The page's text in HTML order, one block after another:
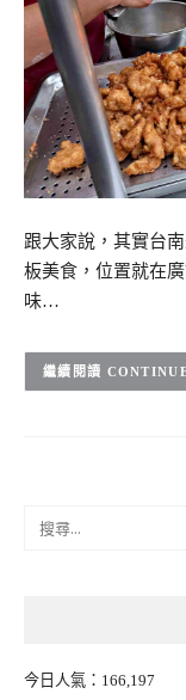
跟大家說，其實台
板美食，位置就在
味…
今日人氣：166,197